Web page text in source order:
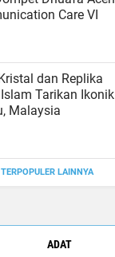
Care VI
dan Replika
Malaysia
TERPOPULER LAINNYA
ADAT